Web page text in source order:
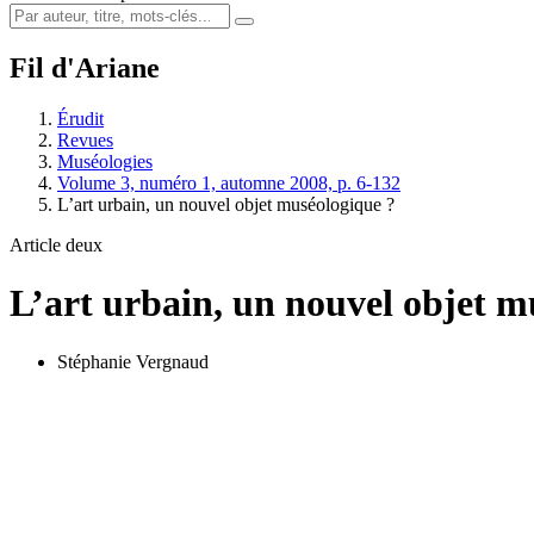
Fil d'Ariane
Érudit
Revues
Muséologies
Volume 3, numéro 1, automne 2008, p. 6-132
L’art urbain, un nouvel objet muséologique ?
Article deux
L’art urbain, un nouvel objet
Stéphanie Vergnaud